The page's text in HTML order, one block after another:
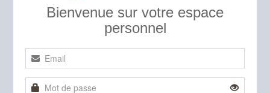
Bienvenue sur votre espace
personnel